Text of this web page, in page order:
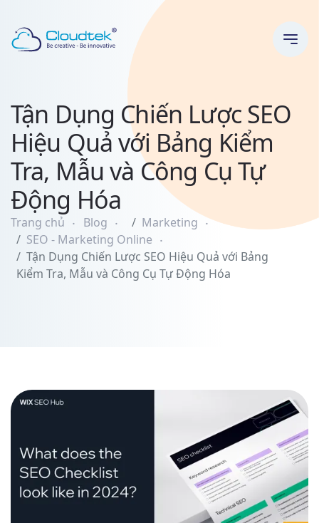
Tận Dụng Chiến Lược SEO
Hiệu Quả với Bảng Kiểm
Tra, Mẫu và Công Cụ Tự
Động Hóa
Trang chủ Blog
Marketing
SEO - Marketing Online
Tận Dụng Chiến Lược SEO Hiệu Quả với Bảng
Kiểm Tra, Mẫu và Công Cụ Tự Động Hóa
TABLE
OF
Sự
Đa
Dạng
của
Chiến
Lược
SEO
Lợi
Ích
của
Sử
Dụng
Bảng
Kiểm
Tra